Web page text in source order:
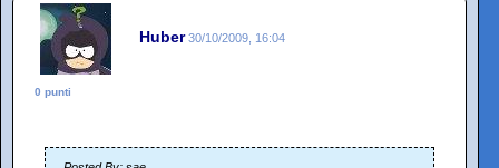
Huber 30/10/2009, 16:04
0 punti